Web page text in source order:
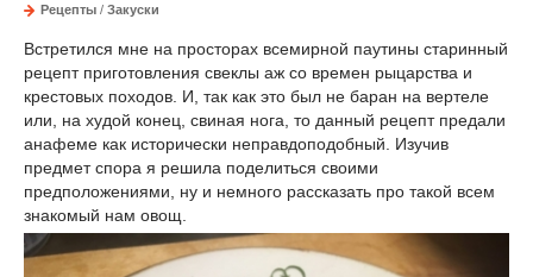
Рецепты / Закуски
Встретился мне на просторах всемирной паутины старинный
рецепт приготовления свеклы аж со времен рыцарства и
крестовых походов. И, так как это был не баран на вертеле
или, на худой конец, свиная нога, то данный рецепт предали
анафеме как исторически неправдоподобный. Изучив
предмет спора я решила поделиться своими
предположениями, ну и немного рассказать про такой всем
знакомый нам овощ.